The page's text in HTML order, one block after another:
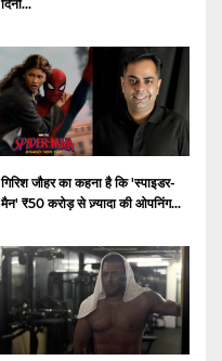
दिनो...
गिरिश जौहर का कहना है कि 'स्पाइडर-
मैन' ₹50 करोड़ से ज़्यादा की ओपनिंग...